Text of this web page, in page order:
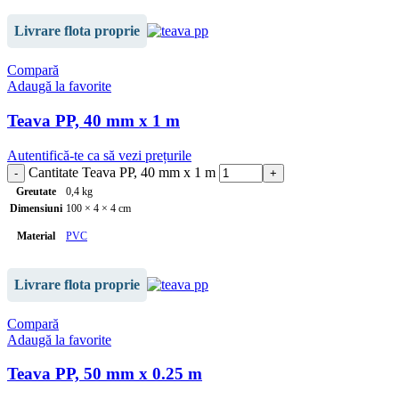
Culoare
Livrare flota proprie
Compară
Adaugă la favorite
Teava PP, 40 mm x 1 m
Autentifică-te ca să vezi prețurile
Cantitate Teava PP, 40 mm x 1 m
Greutate
0,4 kg
Dimensiuni 100 × 4 × 4 cm
Material PVC
Culoare gri
Livrare flota proprie
Compară
Adaugă la favorite
Teava PP, 50 mm x 0.25 m